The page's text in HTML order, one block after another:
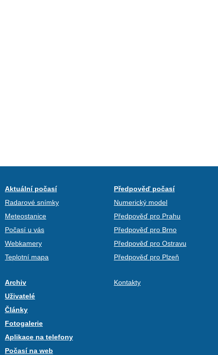
Aktuální počasí
Radarové snímky
Meteostanice
Počasí u vás
Webkamery
Teplotní mapa
Předpověď počasí
Numerický model
Předpověď pro Prahu
Předpověď pro Brno
Předpověď pro Ostravu
Předpověď pro Plzeň
Archiv
Uživatelé
Články
Fotogalerie
Aplikace na telefony
Počasí na web
Kontakty